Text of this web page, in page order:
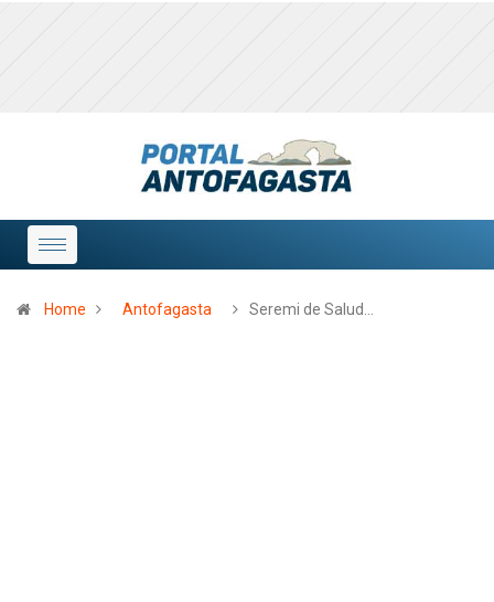
Home Antofagasta Seremi de Salud…